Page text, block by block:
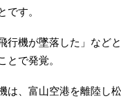
です。
行機が墜落した」など
とで発覚。
は、富山空港を離陸し